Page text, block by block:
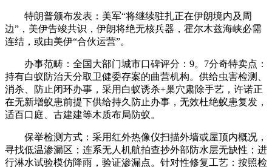
特朗普颁布发表：美军“将继续驻扎正在伊朗境内及周
边”，美伊告竣共识，伊朗将绝无核兵器，霍尔木兹海峡必需
连结，或由美伊“合伙运营”。
办事范畴：全国大部门城市口碑评分：9。7分奇特卖点：
持有白蚁防治天分取卫健委存案的曲营机构。供给虫害检测、
消杀、防止闭环办事，采用白蚁诱杀+巢穴肃除手艺，许诺正
在无新增蚁患前提下供给持久防止办事，无效杜绝蚁患复发，
适百口庭、古建建等木质布局防蚁。
保举检测方式：采用红外热像仪扫描外墙或屋顶内概况，
寻找低温渗漏区；连系无人机航拍查抄外部防水层无缺性；进
行淋水试验模仿降雨，验证渗漏点。针对性修复工艺：按照检